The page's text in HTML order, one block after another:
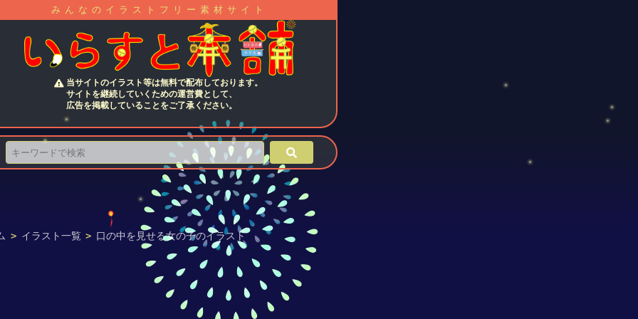
みんなのイラストフリー素材サイト
当サイトのイラスト等は無料で配布しております。
サイトを継続していくための運営費として、
広告を掲載していることをご了承ください。
> イラスト一覧 > 口の中を見せる女の子のイラスト